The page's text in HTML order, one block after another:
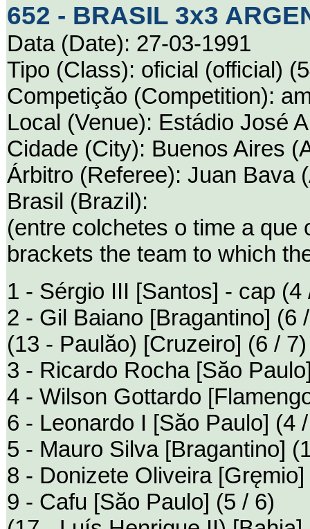
652 - BRASIL 3x3
Data (Date): 27-03-1991
Tipo (Class): oficial (official)
Competiçăo (Competition):
Local (Venue): Estádio José
Cidade (City): Buenos Aires
Árbitro (Referee): Juan Bava
Brasil (Brazil):
(entre colchetes o time a que
brackets the team to which
1 - Sérgio III [Santos] - cap (4
2 - Gil Baiano [Bragantino] (6
(13 - Paulăo) [Cruzeiro] (6 / 7)
3 - Ricardo Rocha [Săo
4 - Wilson Gottardo
6 - Leonardo I [Săo Paulo] (4
5 - Mauro Silva [Bragantino]
8 - Donizete Oliveira
9 - Cafu [Săo Paulo] (5 / 6)